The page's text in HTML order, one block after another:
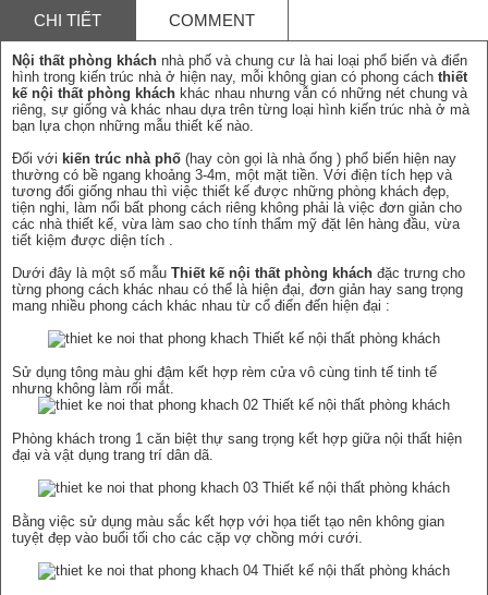
CHI TIẾT COMMENT
Nội thất phòng khách nhà phố và chung cư là hai loại phổ biến và điển
hình trong kiến trúc nhà ở hiện nay, mỗi không gian có phong cách thiết
kế nội thất phòng khách khác nhau nhưng vẫn có những nét chung và
riêng, sự giống và khác nhau dựa trên từng loại hình kiến trúc nhà ở mà
bạn lựa chọn những mẫu thiết kế nào.
Đối với kiến trúc nhà phố (hay còn gọi là nhà ống ) phổ biến hiện nay
thường có bề ngang khoảng 3-4m, một mặt tiền. Với điện tích hẹp và
tương đối giống nhau thì việc thiết kế được những phòng khách đẹp,
tiện nghi, làm nổi bất phong cách riêng không phải là việc đơn giản cho
các nhà thiết kế, vừa làm sao cho tính thẩm mỹ đặt lên hàng đầu, vừa
tiết kiệm được diện tích .
Dưới đây là một số mẫu Thiết kế nội thất phòng khách đặc trưng cho
từng phong cách khác nhau có thể là hiện đại, đơn giản hay sang trọng
mang nhiều phong cách khác nhau từ cổ điển đến hiện đại :
Sử dụng tông màu ghi đậm kết hợp rèm cửa vô cùng tinh tế tinh tế
nhưng không làm rối mắt.
Phòng khách trong 1 căn biệt thự sang trọng kết hợp giữa nội thất hiện
đại và vật dụng trang trí dân dã.
Bằng việc sử dụng màu sắc kết hợp với họa tiết tạo nên không gian
tuyệt đẹp vào buổi tối cho các cặp vợ chồng mới cưới.